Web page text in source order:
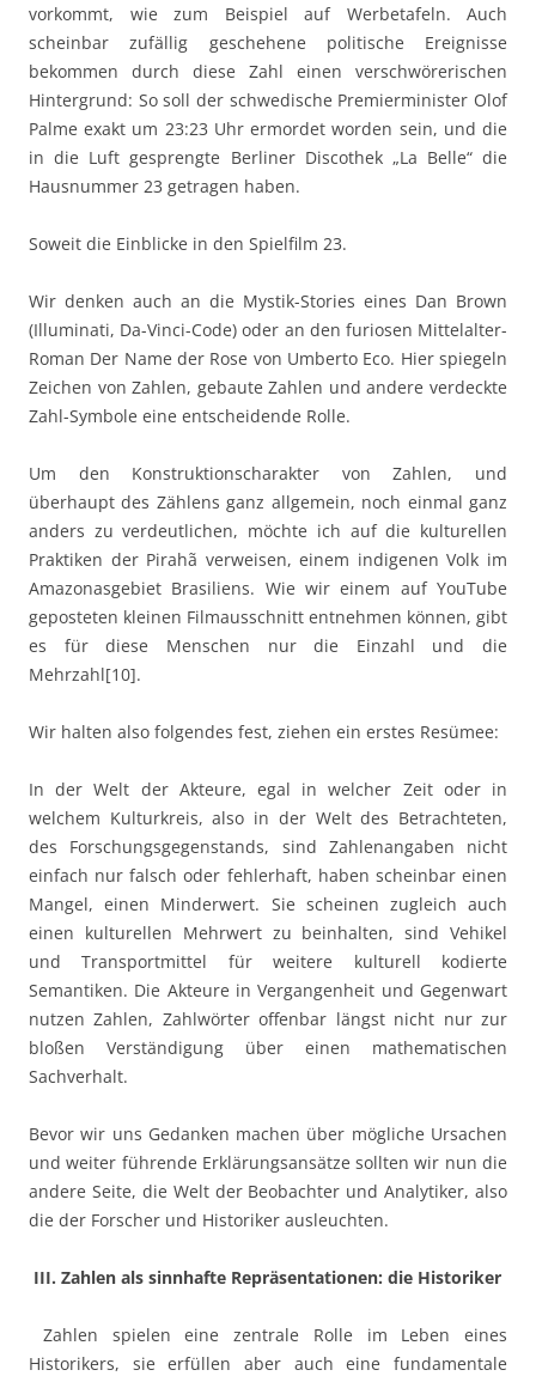
vorkommt, wie zum Beispiel auf Werbetafeln. Auch
scheinbar zufällig geschehene politische Ereignisse
bekommen durch diese Zahl einen verschwörerischen
Hintergrund: So soll der schwedische Premierminister Olof
Palme exakt um 23:23 Uhr ermordet worden sein, und die
in die Luft gesprengte Berliner Discothek „La Belle“ die
Hausnummer 23 getragen haben.
Soweit die Einblicke in den Spielfilm 23.
Wir denken auch an die Mystik-Stories eines Dan Brown
(Illuminati, Da-Vinci-Code) oder an den furiosen Mittelalter-
Roman Der Name der Rose von Umberto Eco. Hier spiegeln
Zeichen von Zahlen, gebaute Zahlen und andere verdeckte
Zahl-Symbole eine entscheidende Rolle.
Um den Konstruktionscharakter von Zahlen, und
überhaupt des Zählens ganz allgemein, noch einmal ganz
anders zu verdeutlichen, möchte ich auf die kulturellen
Praktiken der Pirahã verweisen, einem indigenen Volk im
Amazonasgebiet Brasiliens. Wie wir einem auf YouTube
geposteten kleinen Filmausschnitt entnehmen können, gibt
es für diese Menschen nur die Einzahl und die
Mehrzahl[10].
Wir halten also folgendes fest, ziehen ein erstes Resümee:
In der Welt der Akteure, egal in welcher Zeit oder in
welchem Kulturkreis, also in der Welt des Betrachteten,
des Forschungsgegenstands, sind Zahlenangaben nicht
einfach nur falsch oder fehlerhaft, haben scheinbar einen
Mangel, einen Minderwert. Sie scheinen zugleich auch
einen kulturellen Mehrwert zu beinhalten, sind Vehikel
und Transportmittel für weitere kulturell kodierte
Semantiken. Die Akteure in Vergangenheit und Gegenwart
nutzen Zahlen, Zahlwörter offenbar längst nicht nur zur
bloßen Verständigung über einen mathematischen
Sachverhalt.
Bevor wir uns Gedanken machen über mögliche Ursachen
und weiter führende Erklärungsansätze sollten wir nun die
andere Seite, die Welt der Beobachter und Analytiker, also
die der Forscher und Historiker ausleuchten.
III. Zahlen als sinnhafte Repräsentationen: die Historiker
Zahlen spielen eine zentrale Rolle im Leben eines
Historikers, sie erfüllen aber auch eine fundamentale